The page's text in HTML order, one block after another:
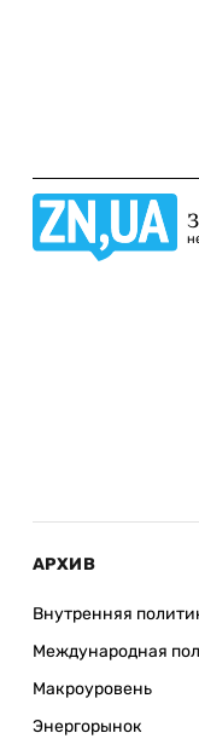
АРХИВ
Внутренняя
Международная
Макроуровень
Энергорынок